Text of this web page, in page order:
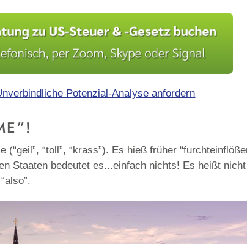
Potenzial-Analyse anfordern
“toll”, “krass”). Es hieß früher
Staaten bedeutet es...einfach nichts! Es heißt